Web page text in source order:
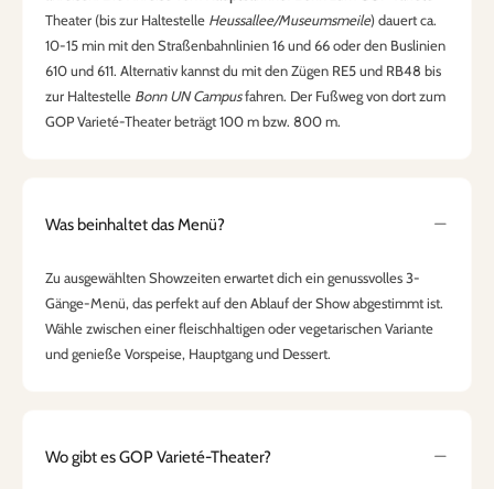
Theater (bis zur Haltestelle Heussallee/Museumsmeile) dauert ca.
10-15 min mit den Straßenbahnlinien 16 und 66 oder den Buslinien
610 und 611. Alternativ kannst du mit den Zügen RE5 und RB48 bis
zur Haltestelle Bonn UN Campusfahren. Der Fußweg von dort zum
GOP Varieté-Theater beträgt 100 m bzw. 800 m.
Was beinhaltet das Menü?
Zu ausgewählten Showzeiten erwartet dich ein genussvolles 3-
Gänge-Menü, das perfekt auf den Ablauf der Show abgestimmt ist.
Wähle zwischen einer fleischhaltigen oder vegetarischen Variante
und genieße Vorspeise, Hauptgang und Dessert.
Wo gibt es GOP Varieté-Theater?